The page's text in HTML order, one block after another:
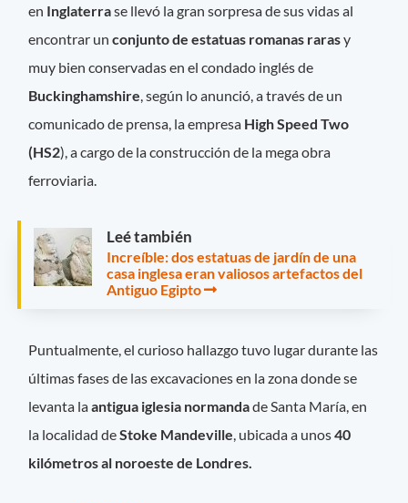
en Inglaterrase llevó la gran sorpresa de sus vidas al
encontrar unconjunto de estatuas romanas rarasy
muy bien conservadas en el condado inglés de
Buckinghamshire , según lo anunció, a través de un
comunicado de prensa, la empresa High Speed ​​Two
(HS2), a cargo de la construcción de la mega obra
ferroviaria.
Leé también
Increíble: dos estatuas de jardín de una
casa inglesa eran valiosos artefactos del
Antiguo Egipto
Puntualmente, el curioso hallazgo tuvo lugar durante las
últimas fases de las excavaciones en la zona donde se
levanta laantigua iglesia normandade Santa María, en
la localidad deStoke Mandeville, ubicada a unos40
kilómetros al noroeste de Londres.